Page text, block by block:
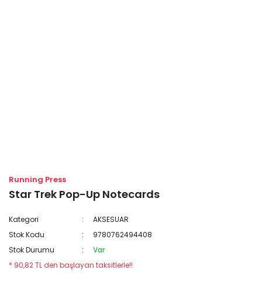
Running Press
Star Trek Pop-Up Notecards
Kategori
AKSESUAR
Stok Kodu
9780762494408
Stok Durumu
Var
* 90,82 TL den başlayan taksitlerle!!